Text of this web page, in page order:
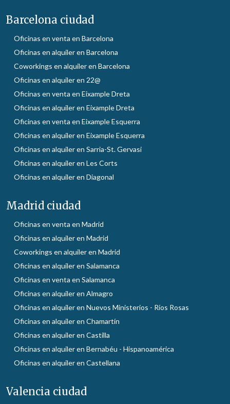
Barcelona ciudad
Oficinas en venta en Barcelona
Oficinas en alquiler en Barcelona
Coworkings en alquiler en Barcelona
Oficinas en alquiler en 22@
Oficinas en venta en Eixample Dreta
Oficinas en alquiler en Eixample Dreta
Oficinas en venta en Eixample Esquerra
Oficinas en alquiler en Eixample Esquerra
Oficinas en alquiler en Sarria-St. Gervasi
Oficinas en alquiler en Les Corts
Oficinas en alquiler en Diagonal
Madrid ciudad
Oficinas en venta en Madrid
Oficinas en alquiler en Madrid
Coworkings en alquiler en Madrid
Oficinas en alquiler en Salamanca
Oficinas en venta en Salamanca
Oficinas en alquiler en Almagro
Oficinas en alquiler en Nuevos Ministerios - Ríos Rosas
Oficinas en alquiler en Chamartín
Oficinas en alquiler en Castilla
Oficinas en alquiler en Bernabéu - Hispanoamérica
Oficinas en alquiler en Castellana
Valencia ciudad